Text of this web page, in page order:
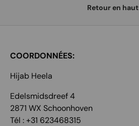
Retour en haut
COORDONNÉES:
Hijab Heela
Edelsmidsdreef 4
2871 WX Schoonhoven
Tél : +31 623468315